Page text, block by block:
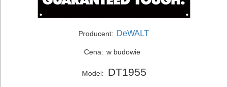
AKCESORIA
ELEKTRONARZĘDZI
MAGAZYNOWANIE
Producent: DeWALT
Cena: w budowie
Model: DT1955